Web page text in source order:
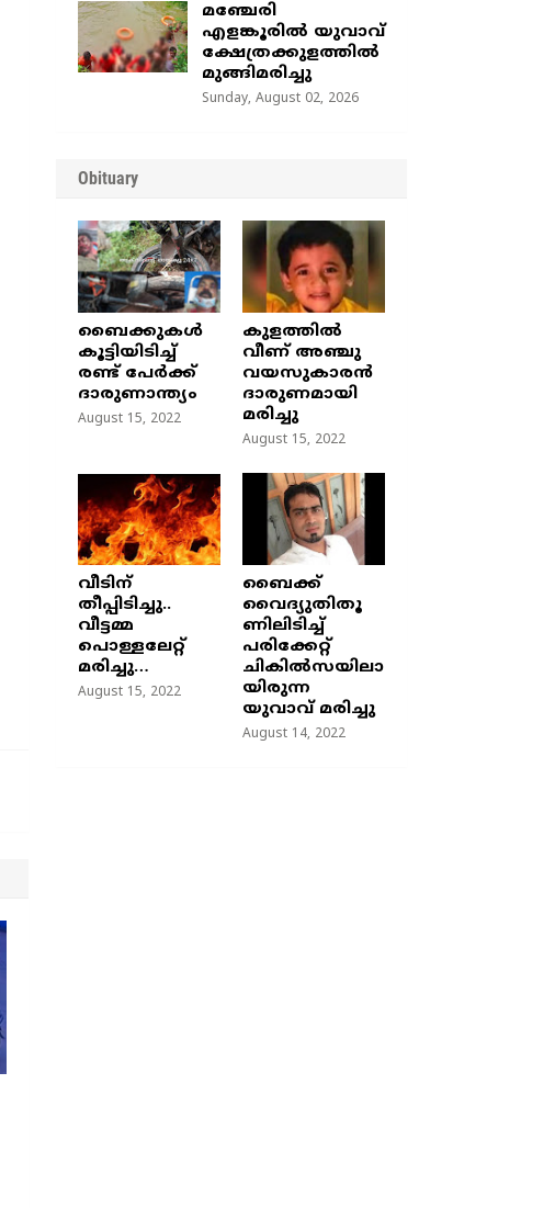
മഞ്ചേരി
എളങ്കൂരിൽ യുവാവ്
ക്ഷേത്രക്കുളത്തിൽ
മുങ്ങിമരിച്ചു
Sunday, August 02, 2026
Obituary
ബൈക്കുകൾ
കൂട്ടിയിടിച്ച്
രണ്ട് പേർക്ക്
ദാരുണാന്ത്യം
August 15, 2022
കുളത്തില്‍
വീണ് അഞ്ചു
വയസുകാരന്‍
ദാരുണമായി
മരിച്ചു
August 15, 2022
വീടിന്
തീപ്പിടിച്ചു..
വീട്ടമ്മ
പൊള്ളലേറ്റ്
മരിച്ചു…
August 15, 2022
ബൈക്ക്
വൈദ്യുതിതൂ
ണിലിടിച്ച്‌
പരിക്കേറ്റ്
ചികില്‍സയിലാ
യിരുന്ന
യുവാവ് മരിച്ചു
August 14, 2022